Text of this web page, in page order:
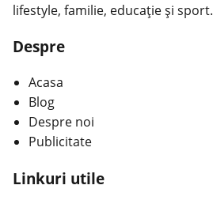
lifestyle, familie, educație și sport.
Despre
Acasa
Blog
Despre noi
Publicitate
Linkuri utile